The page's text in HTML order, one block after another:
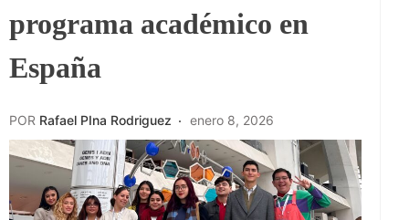
programa académico en
España
POR Rafael PIna Rodriguez enero 8, 2026